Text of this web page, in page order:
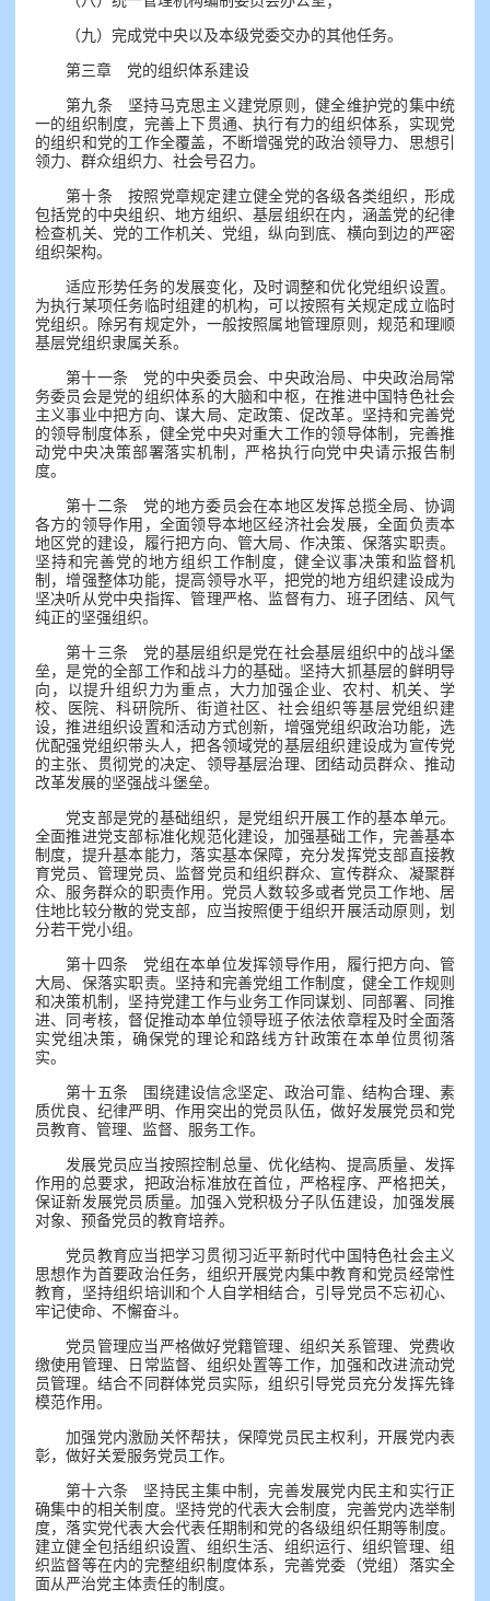
（九）完成党中央以及本级党委交办的其他任务。
第三章 党的组织体系建设
第九条 坚持马克思主义建党原则，健全维护党的集中统
一的组织制度，完善上下贯通、执行有力的组织体系，实现党
的组织和党的工作全覆盖，不断增强党的政治领导力、思想引
领力、群众组织力、社会号召力。
第十条 按照党章规定建立健全党的各级各类组织，形成
包括党的中央组织、地方组织、基层组织在内，涵盖党的纪律
检查机关、党的工作机关、党组，纵向到底、横向到边的严密
组织架构。
适应形势任务的发展变化，及时调整和优化党组织设置。
为执行某项任务临时组建的机构，可以按照有关规定成立临时
党组织。除另有规定外，一般按照属地管理原则，规范和理顺
基层党组织隶属关系。
第十一条 党的中央委员会、中央政治局、中央政治局常
务委员会是党的组织体系的大脑和中枢，在推进中国特色社会
主义事业中把方向、谋大局、定政策、促改革。坚持和完善党
的领导制度体系，健全党中央对重大工作的领导体制，完善推
动党中央决策部署落实机制，严格执行向党中央请示报告制
度。
第十二条 党的地方委员会在本地区发挥总揽全局、协调
各方的领导作用，全面领导本地区经济社会发展，全面负责本
地区党的建设，履行把方向、管大局、作决策、保落实职责。
坚持和完善党的地方组织工作制度，健全议事决策和监督机
制，增强整体功能，提高领导水平，把党的地方组织建设成为
坚决听从党中央指挥、管理严格、监督有力、班子团结、风气
纯正的坚强组织。
第十三条 党的基层组织是党在社会基层组织中的战斗堡
垒，是党的全部工作和战斗力的基础。坚持大抓基层的鲜明导
向，以提升组织力为重点，大力加强企业、农村、机关、学
校、医院、科研院所、街道社区、社会组织等基层党组织建
设，推进组织设置和活动方式创新，增强党组织政治功能，选
优配强党组织带头人，把各领域党的基层组织建设成为宣传党
的主张、贯彻党的决定、领导基层治理、团结动员群众、推动
改革发展的坚强战斗堡垒。
党支部是党的基础组织，是党组织开展工作的基本单元。
全面推进党支部标准化规范化建设，加强基础工作，完善基本
制度，提升基本能力，落实基本保障，充分发挥党支部直接教
育党员、管理党员、监督党员和组织群众、宣传群众、凝聚群
众、服务群众的职责作用。党员人数较多或者党员工作地、居
住地比较分散的党支部，应当按照便于组织开展活动原则，划
分若干党小组。
第十四条 党组在本单位发挥领导作用，履行把方向、管
大局、保落实职责。坚持和完善党组工作制度，健全工作规则
和决策机制，坚持党建工作与业务工作同谋划、同部署、同推
进、同考核，督促推动本单位领导班子依法依章程及时全面落
实党组决策，确保党的理论和路线方针政策在本单位贯彻落
实。
第十五条 围绕建设信念坚定、政治可靠、结构合理、素
质优良、纪律严明、作用突出的党员队伍，做好发展党员和党
员教育、管理、监督、服务工作。
发展党员应当按照控制总量、优化结构、提高质量、发挥
作用的总要求，把政治标准放在首位，严格程序、严格把关，
保证新发展党员质量。加强入党积极分子队伍建设，加强发展
对象、预备党员的教育培养。
党员教育应当把学习贯彻习近平新时代中国特色社会主义
思想作为首要政治任务，组织开展党内集中教育和党员经常性
教育，坚持组织培训和个人自学相结合，引导党员不忘初心、
牢记使命、不懈奋斗。
党员管理应当严格做好党籍管理、组织关系管理、党费收
缴使用管理、日常监督、组织处置等工作，加强和改进流动党
员管理。结合不同群体党员实际，组织引导党员充分发挥先锋
模范作用。
加强党内激励关怀帮扶，保障党员民主权利，开展党内表
彰，做好关爱服务党员工作。
第十六条 坚持民主集中制，完善发展党内民主和实行正
确集中的相关制度。坚持党的代表大会制度，完善党内选举制
度，落实党代表大会代表任期制和党的各级组织任期等制度。
建立健全包括组织设置、组织生活、组织运行、组织管理、组
织监督等在内的完整组织制度体系，完善党委（党组）落实全
面从严治党主体责任的制度。